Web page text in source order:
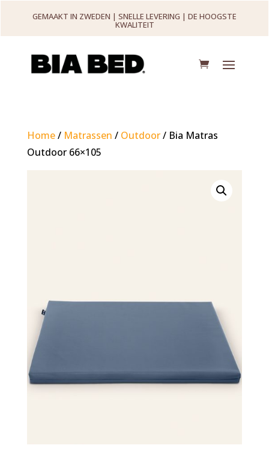
GEMAAKT IN ZWEDEN | SNELLE LEVERING | DE HOOGSTE
KWALITEIT
Home/ Matrassen / Outdoor/ Bia Matras
Outdoor 66×105